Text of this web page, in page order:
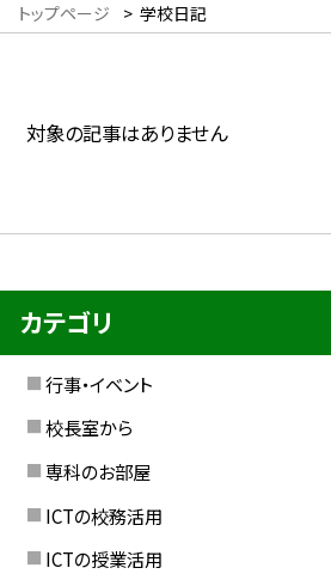
トップページ > 学校日記
対象の記事はありません
カテゴリ
行事・イベント
校長室から
専科のお部屋
ICTの校務活用
ICTの授業活用